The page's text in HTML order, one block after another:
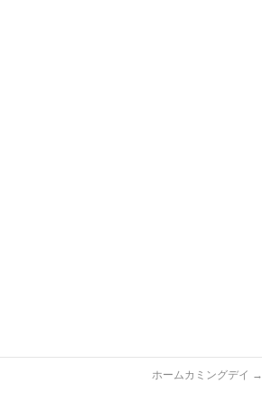
ホームカミングデイ →